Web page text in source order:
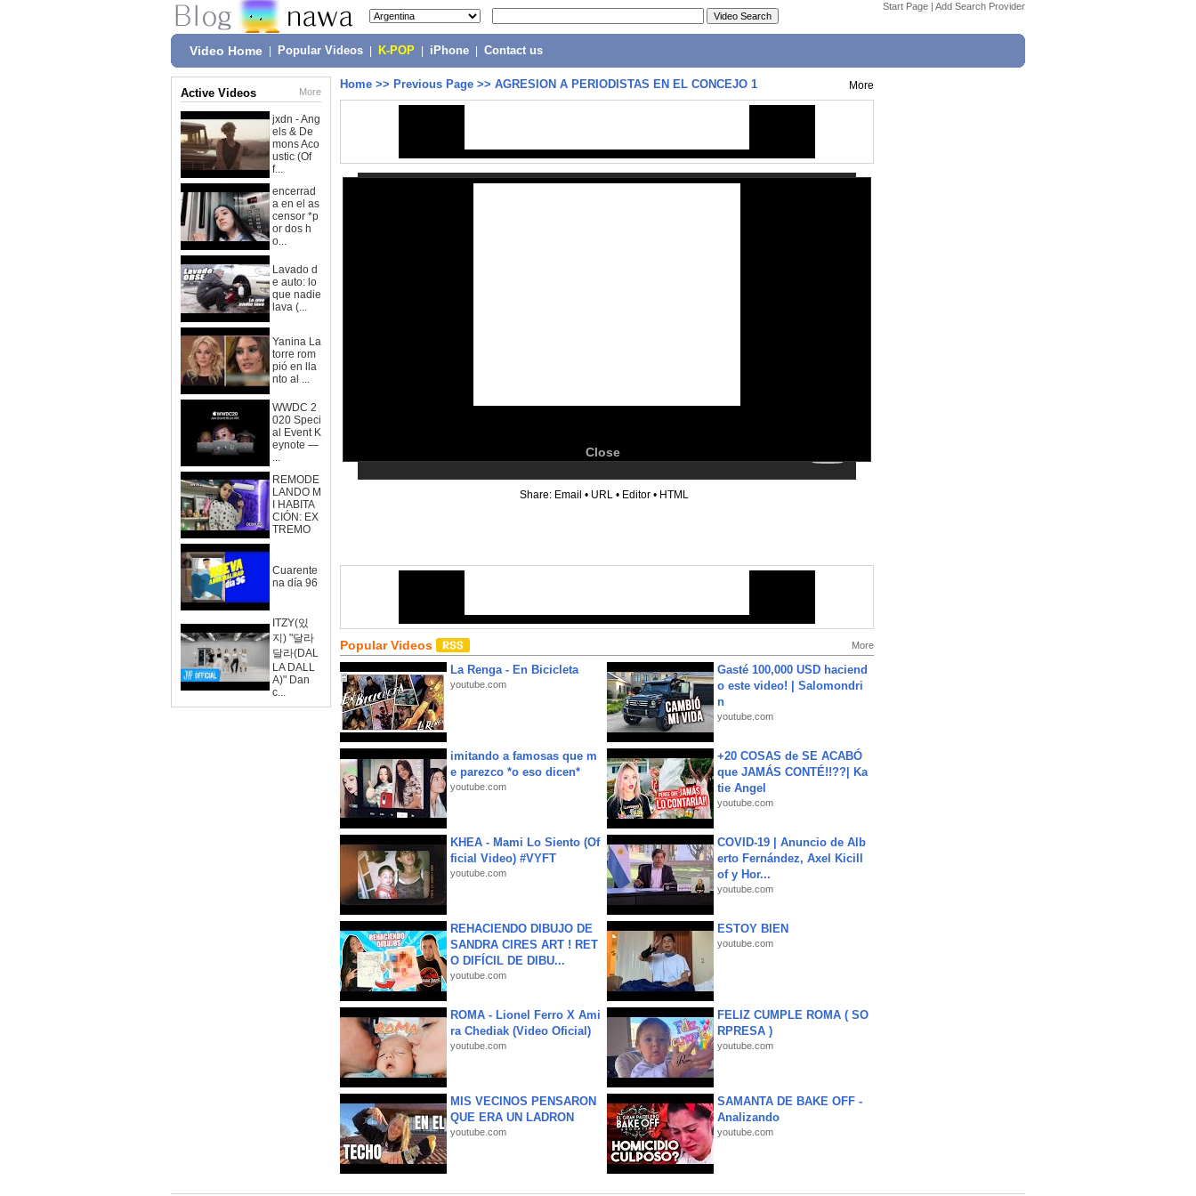
Start Page | Add Search Provider
Video Home Popular Videos K-POP iPhone Contact us
Active Videos More
jxdn - Ang
els & De
mons Aco
ustic (Of
f...
encerrad
a en el as
censor *p
or dos h
o...
Lavado d
e auto: lo
que nadie
lava (...
Yanina La
torre rom
pió en lla
nto al ...
WWDC 2
020 Speci
al Event K
eynote —
...
REMODE
LANDO M
I HABITA
CIÓN: EX
TREMO
Cuarente
na día 96
ITZY(있
지) "달라
달라(DAL
LA DALL
A)" Dan
c...
Home >> Previous Page >> AGRESION A PERIODISTAS EN EL CONCEJO 1 More
Close
Share: Email • URL • Editor • HTML
Popular Videos More
La Renga - En Bicicleta
youtube.com
Gasté 100,000 USD haciend
o este video! | Salomondri
n
youtube.com
imitando a famosas que m
e parezco *o eso dicen*
youtube.com
+20 COSAS de SE ACABÓ
que JAMÁS CONTÉ!!??| Ka
tie Angel
youtube.com
KHEA - Mami Lo Siento (Of
ficial Video) #VYFT
youtube.com
COVID-19 | Anuncio de Alb
erto Fernández, Axel Kicill
of y Hor...
youtube.com
REHACIENDO DIBUJO DE
SANDRA CIRES ART ! RET
O DIFÍCIL DE DIBU...
youtube.com
ESTOY BIEN
youtube.com
ROMA - Lionel Ferro X Ami
ra Chediak (Video Oficial)
youtube.com
FELIZ CUMPLE ROMA ( SO
RPRESA )
youtube.com
MIS VECINOS PENSARON
QUE ERA UN LADRON
youtube.com
SAMANTA DE BAKE OFF -
Analizando
youtube.com